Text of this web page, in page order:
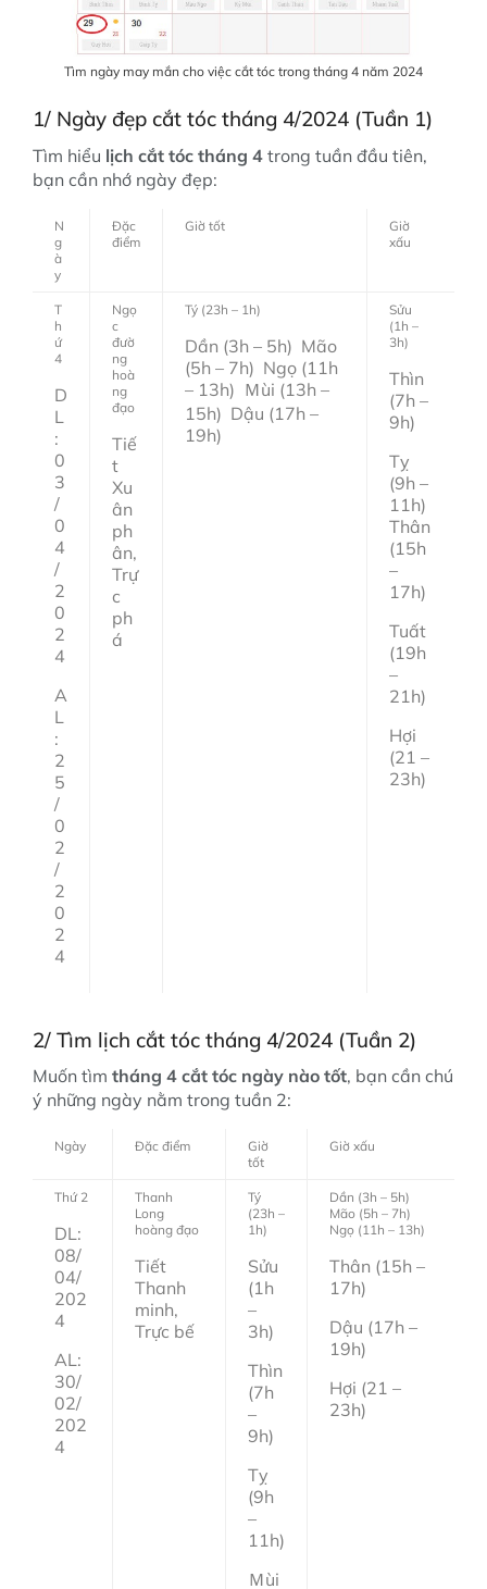
Tìm ngày may mắn cho việc cắt tóc trong tháng 4 năm 2024
1/ Ngày đẹp cắt tóc tháng 4/2024 (Tuần 1)
Tìm hiểu lịch cắt tóc tháng 4 trong tuần đầu tiên,
bạn cần nhớ ngày đẹp:
N
g
à
y
Đặc
điểm
Giờ tốt
Giờ
xấu
T
h
ứ
4
D
L
:
0
3
/
0
4
/
2
0
2
4
A
L
:
2
5
/
0
2
/
2
0
2
4
Ngọ
c
đườ
ng
hoà
ng
đạo
Tiế
t
Xu
ân
ph
ân,
Trự
c
ph
á
Tý (23h – 1h)
Dần (3h – 5h) Mão
(5h – 7h) Ngọ (11h
– 13h) Ｍùi (13h –
15h) Dậu (17h –
19h)
Sửu
(1h –
3h)
Thìn
(7h –
9h)
Tỵ
(9h –
11h)
Thân
(15h
–
17h)
Tuất
(19h
–
21h)
Hợi
(21 –
23h)
2/ Tìm lịch cắt tóc tháng 4/2024 (Tuần 2)
Muốn tìm tháng 4 cắt tóc ngày nào tốt, bạn cần chú
ý những ngày nằm trong tuần 2:
Ngày Đặc điểm
Giờ
tốt
Giờ xấu
Thứ 2
DL:
08/
04/
202
4
AL:
30/
02/
202
4
Thanh
Long
hoàng đạo
Tiết
Thanh
minh,
Trực bế
Tý
(23h –
1h)
Sửu
(1h
–
3h)
Thìn
(7h
–
9h)
Tỵ
(9h
–
11h)
Ｍùi
Dần (3h – 5h)
Mão (5h – 7h)
Ngọ (11h – 13h)
Thân (15h –
17h)
Dậu (17h –
19h)
Hợi (21 –
23h)